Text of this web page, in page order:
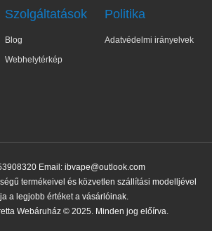
Szolgáltatások
Blog
Webhelytérkép
Politika
Adatvédelmi irányelvek
Email: ibvape@outlook.com
termékeivel és közvetlen szállítási modelljével
a legjobb értéket a vásárlóinak.
Webáruház © 2025. Minden jog előírva.
✕